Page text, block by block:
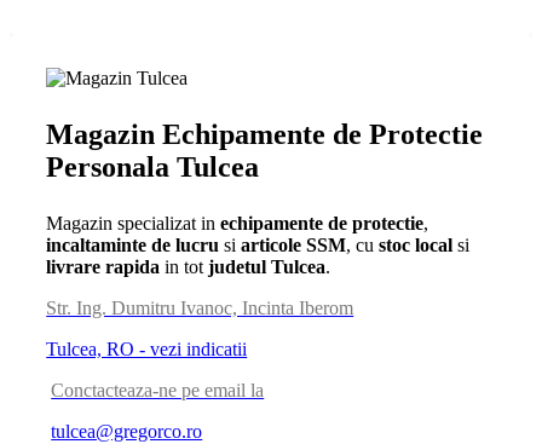
Magazin Echipamente de Protectie
Personala Tulcea
Magazin specializat inechipamente de protectie,
incaltaminte de lucru siarticole SSM, cu stoc local si
livrare rapida in totjudetul Tulcea.
Str. Ing. Dumitru Ivanoc, Incinta Iberom
Tulcea, RO - vezi indicatii
Conctacteaza-ne pe email la
tulcea@gregorco.ro